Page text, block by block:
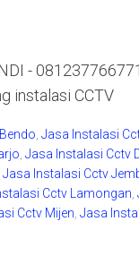
-
instalasi CCTV
Jasa Instalasi
Jasa Instalasi Cctv
Jasa Instalasi Cctv
Cctv Lamongan
Cctv Mijen Jasa